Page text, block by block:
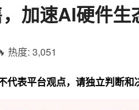
加速AI硬件生
热度: 3,051
表平台观点，请独立判断和